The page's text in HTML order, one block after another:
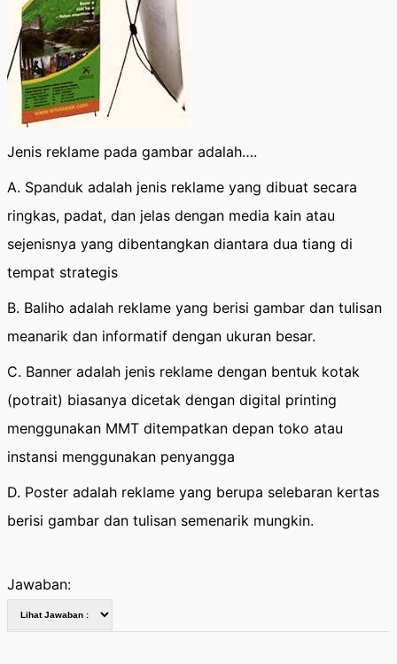
Jenis reklame pada gambar adalah….
A. Spanduk adalah jenis reklame yang dibuat secara
ringkas, padat, dan jelas dengan media kain atau
sejenisnya yang dibentangkan diantara dua tiang di
tempat strategis
B. Baliho adalah reklame yang berisi gambar dan tulisan
meanarik dan informatif dengan ukuran besar.
C. Banner adalah jenis reklame dengan bentuk kotak
(potrait) biasanya dicetak dengan digital printing
menggunakan MMT ditempatkan depan toko atau
instansi menggunakan penyangga
D. Poster adalah reklame yang berupa selebaran kertas
berisi gambar dan tulisan semenarik mungkin.
Jawaban: